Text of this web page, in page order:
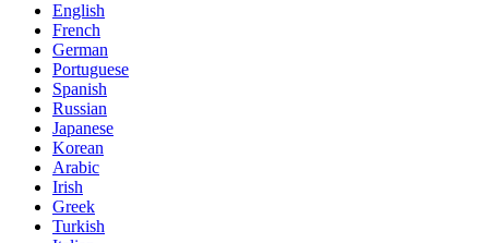
English
French
German
Portuguese
Spanish
Russian
Japanese
Korean
Arabic
Irish
Greek
Turkish